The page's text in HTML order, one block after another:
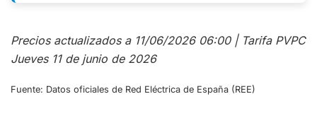
Precios actualizados a 11/06/2026 06:00 | Tarifa PVPC
Jueves 11 de junio de 2026
Fuente: Datos oficiales de Red Eléctrica de España (REE)